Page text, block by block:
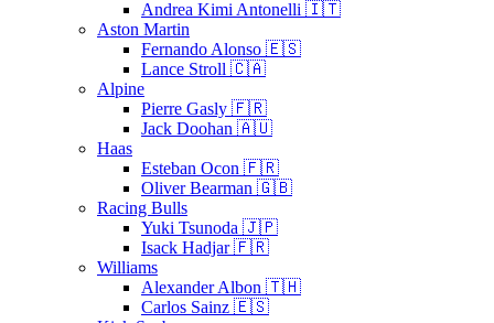
Andrea Kimi Antonelli 🇮🇹
Aston Martin
Fernando Alonso 🇪🇸
Lance Stroll 🇨🇦
Alpine
Pierre Gasly 🇫🇷
Jack Doohan 🇦🇺
Haas
Esteban Ocon 🇫🇷
Oliver Bearman 🇬🇧
Racing Bulls
Yuki Tsunoda 🇯🇵
Isack Hadjar 🇫🇷
Williams
Alexander Albon 🇹🇭
Carlos Sainz 🇪🇸